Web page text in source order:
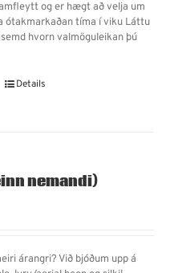
og er hægt að velja um
ótakmarkaðan tíma í viku Láttu
hvorn valmöguleikan þú
Details
nemandi)
árangri? Við bjóðum upp á